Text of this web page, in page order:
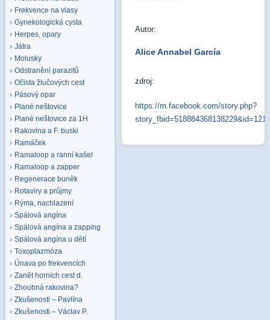
Frekvence na vlasy
Gynekologická cysta
Herpes, opary
Játra
Molusky
Odstranění parazitů
Očista žlučových cest
Pásový opar
Plané neštovice
Plané neštovice za 1H
Rakovina a F. buski
Ramáček
Ramaloop a ranní kašel
Ramaloop a zapper
Regenerace buněk
Rotaviry a průjmy
Rýma, nachlazení
Spálová angína
Spálová angína a zapping
Spálová angína u dětí
Toxoplazmóza
Únava po frekvencích
Zanět horních cest d.
Zhoubná rakovina?
Zkušenosti – Pavlína
Zkušenosti – Václav P.
Autor:
Alice Annabel García
zdroj:
https://m.facebook.com/story.php?